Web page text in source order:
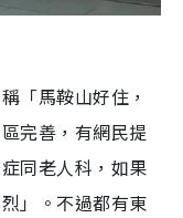
「馬鞍山好住，
完善，有網民提
同老人科，如果
」。不過都有東